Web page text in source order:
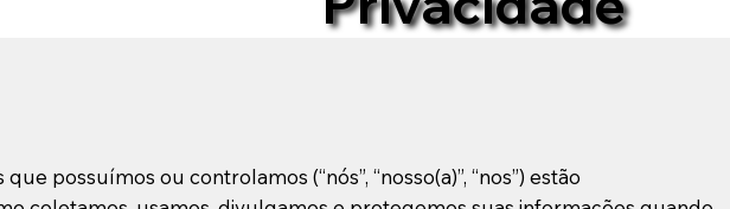
possuímos ou controlamos (“nós”, “nosso(a)”, “nos”) estão